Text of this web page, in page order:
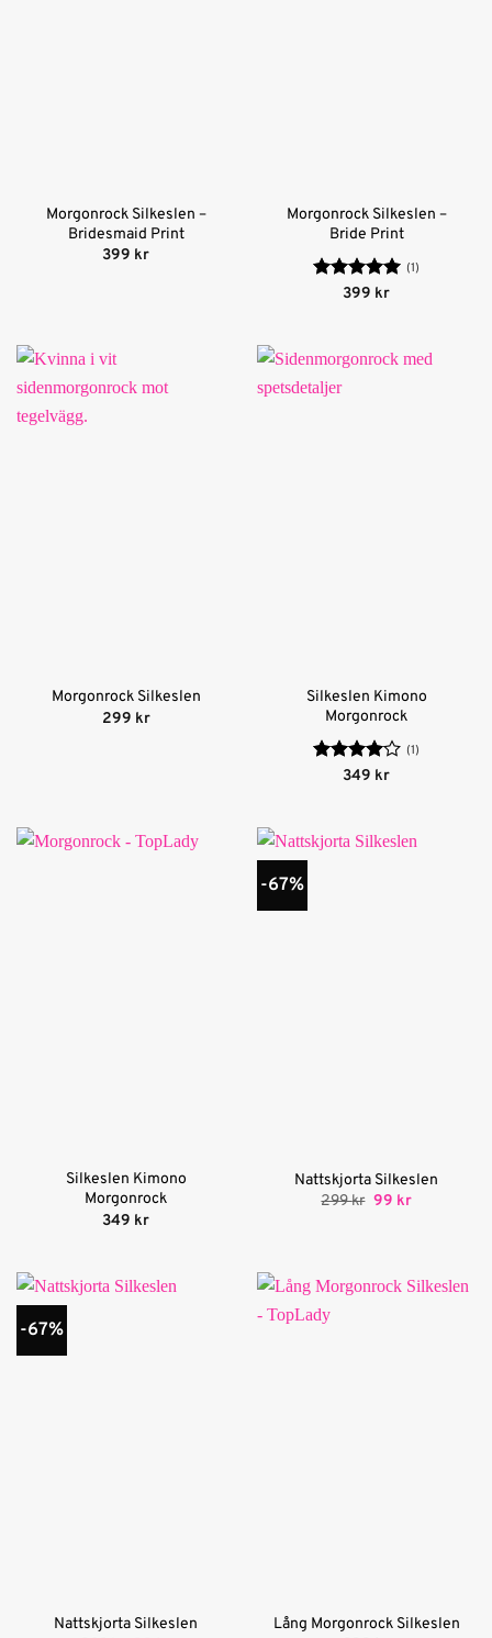
Morgonrock Silkeslen –
Bridesmaid Print
399 kr
Morgonrock Silkeslen –
Bride Print
Betygsatt5
(1)
399 kr
Morgonrock Silkeslen
299 kr
Silkeslen Kimono
Morgonrock
Betygsatt
(1)
349 kr
Silkeslen Kimono
Morgonrock
349 kr
-67%
Nattskjorta Silkeslen
299kr Det
99 krDet
-67%
Nattskjorta Silkeslen
Lång Morgonrock Silkeslen